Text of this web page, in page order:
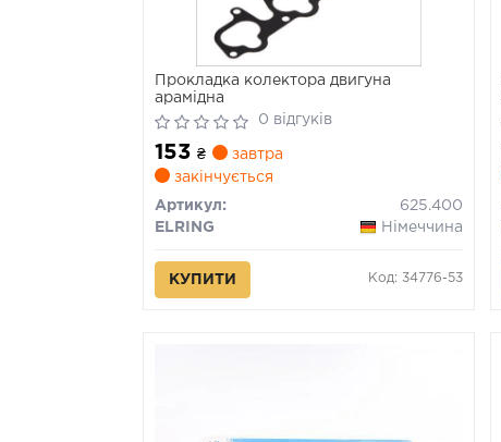
Прокладка колектора двигуна
арамідна
0 відгуків
153 ₴
завтра
закінчується
Артикул:
625.400
ELRING
Німеччина
КУПИТИ Код: 34776-53